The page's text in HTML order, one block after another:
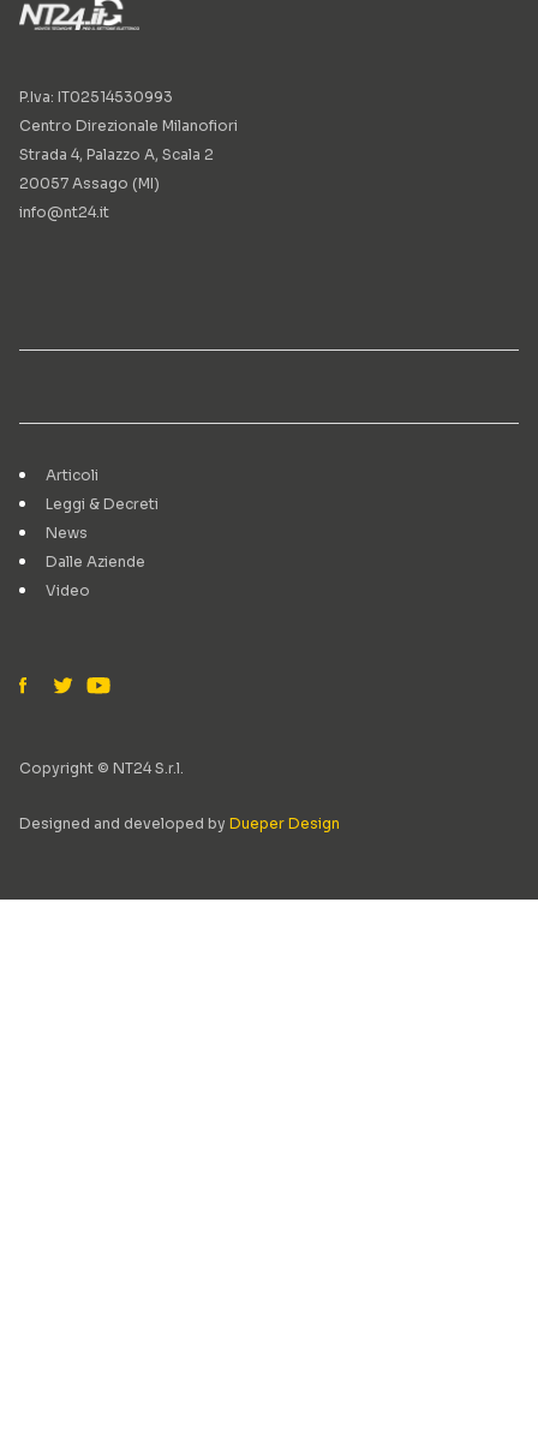
P.Iva: IT02514530993
Centro Direzionale Milanofiori
Strada 4, Palazzo A, Scala 2
20057 Assago (MI)
info@nt24.it
Articoli
Leggi & Decreti
News
Dalle Aziende
Video
Copyright © NT24 S.r.l.
Designed and developed by Dueper Design